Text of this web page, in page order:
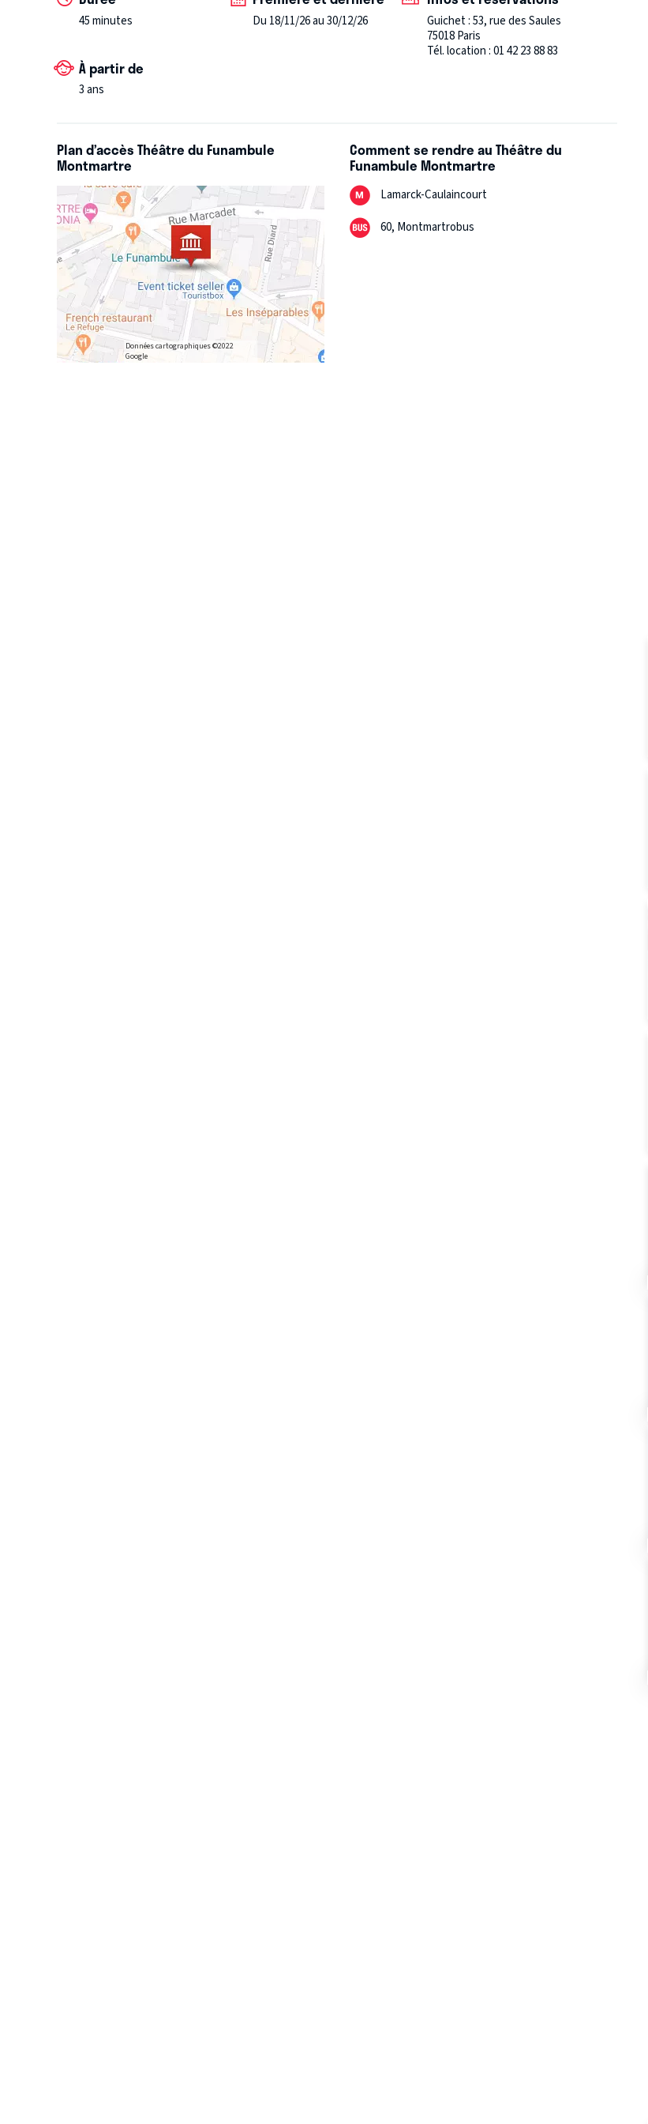
magie de Noël, tout en émerveillant petits et grands.
45 minutes Du 18/11/26 au 30/12/26
Guichet : 53, rue des Saules
75018 Paris
Tél. location : 01 42 23 88 83
À partir de
3 ans
Plan d’accès Théâtre du Funambule
Montmartre
Données cartographiques ©2022
Google
Comment se rendre au Théâtre du
Funambule Montmartre
Lamarck-Caulaincourt
60, Montmartrobus